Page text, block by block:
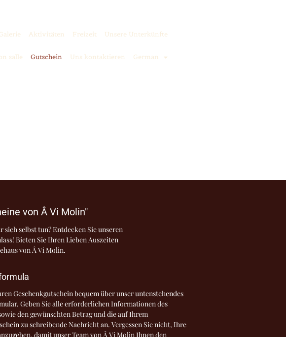
Aktivitäten Freizeit Unsere Unterkünfte
salle Gutschein Uns kontaktieren German
von Â Vi Molin"
selbst tun? Entdecken Sie unseren
Bieten Sie Ihren Lieben Auszeiten
von Â Vi Molin.
Geschenkgutschein bequem über unser untenstehendes
Geben Sie alle erforderlichen Informationen des
den gewünschten Betrag und die auf Ihrem
zu schreibende Nachricht an. Vergessen Sie nicht, Ihre
damit unser Team von Â Vi Molin Ihnen den